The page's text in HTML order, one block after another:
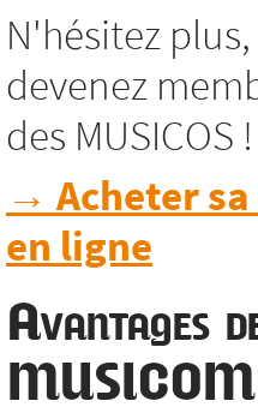
N'hésitez
devenez
des MUSICOS !
→ Acheter
en ligne
Avantages